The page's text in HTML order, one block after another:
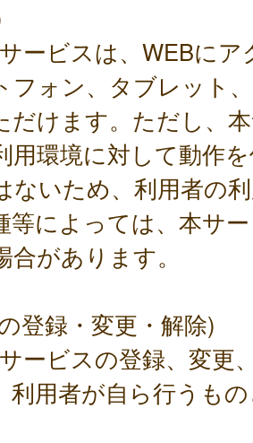
ービスは、WEBにア
フォン、タブレット
だけます。ただし、
用環境に対して動作
ないため、利用者の
等によっては、本サ
があります。
登録・変更・解除)
ービスの登録、変更
利用者が自ら行うも